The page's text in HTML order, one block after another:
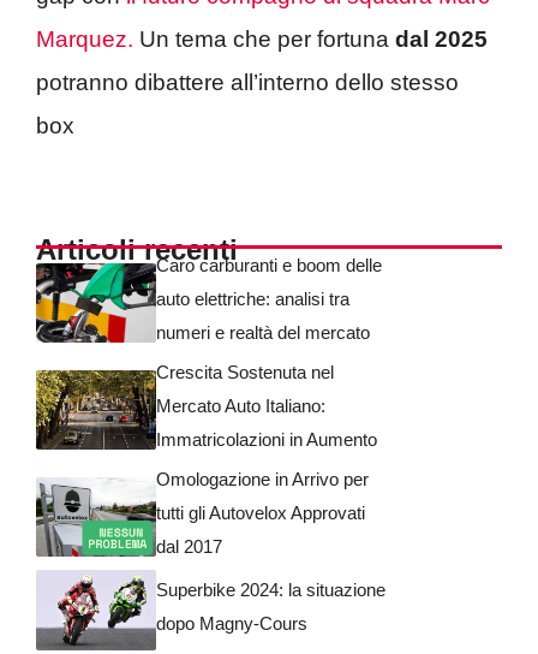
Marquez. Un tema che per fortuna dal 2025
potranno dibattere all’interno dello stesso
box
Articoli recentiCaro carburanti e boom delle
auto elettriche: analisi tra
numeri e realtà del mercato
Crescita Sostenuta nel
Mercato Auto Italiano:
Immatricolazioni in Aumento
Omologazione in Arrivo per
tutti gli Autovelox Approvati
dal 2017
Superbike 2024: la situazione
dopo Magny-Cours